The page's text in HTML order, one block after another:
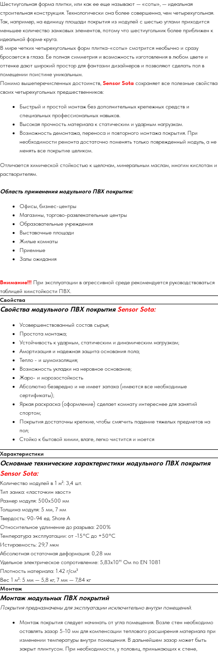
Шестиугольная форма плитки, или как ее еще называют — «соты», — идеальная
строительная конструкция. Технологически она более совершенна, чем четырехугольная.
Так, например, на единицу площади покрытия из модулей с шестью углами приходится
меньшее количество замковых элементов, потому что шестиугольник более приближен к
идеальной форме круга.
В мире четких четырехугольных форм плитка-«соты» смотрится необычно и сразу
бросается в глаза. Ее полная симметрия и возможность изготовления в любом цвете и
оттенке дают широкий простор для фантазии дизайнеров и позволяют сделать пол в
помещении поистине уникальным.
Помимо вышеперечисленных достоинств, Sensor Sota сохраняет все полезные свойства
своих четырехугольных предшественников:
Быстрый и простой монтаж без дополнительных крепежных средств и
специальных профессиональных навыков.
Высокая прочность материала к статическим и ударным нагрузкам.
Возможность демонтажа, переноса и повторного монтажа покрытия. При
необходимости ремонта достаточно поменять только поврежденный модуль, а не
менять все покрытие целиком.
Отличается химической стойкостью к щелочам, минеральным маслам, многим кислотам и
растворителям.
Область применения модульного ПВХ покрытия:
Офисы, бизнес-центры
Магазины, торгово-развлекательные центры
Образовательные учреждения
Выставочные площади
Жилые комнаты
Приемные
Залы ожидания
Внимание!!! При эксплуатации в агрессивной среде рекомендуется руководствоваться
таблицей химстойкости ПВХ.
Свойства
Свойства модульного ПВХ покрытия Sensor Sota:
Усовершенствованный состав сырья;
Простота монтажа;
Устойчивость к ударным, статическим и динамическим нагрузкам;
Амортизация и надежная защита основания пола;
Тепло - и шумоизоляция;
Возможность укладки на неровное основание;
Жаро- и морозостойкость
Абсолютно безвредно и не имеет запаха (имеются все необходимые
сертификаты);
Яркая раскраска (оформление) сделает комнату интереснее для занятий
спортом;
Покрытия достаточны крепкие, чтобы смягчить падение тяжелых предметов на
пол;
Стойко к бытовой химии, влаге, легко чистится и моется
Характеристики
Основные технические характеристики модульного ПВХ покрытия
Sensor Sota:
Количество модулей в 1 м²: 3,4 шт.
Тип замка: «ласточкин хвост»
Размер модуля: 500х500 мм
Толщина модуля: 5 мм, 7 мм
Твердость: 90-94 ед. Shore A
Относительное удлинение до разрыва: 200%
Температура эксплуатации: от -15°С до +50°С
Истираемость: 29,7 мкм
Абсолютная остаточная деформация: 0,28 мм
Удельное электрическое сопротивление: 5,83х10¹¹ Ом по EN 1081
Плотность материала: 1.42 г/см³
Вес 1 м²: 5 мм — 5,8 кг, 7 мм — 7,84 кг
Монтаж
Монтаж модульных ПВХ покрытий
Покрытия предназначены для эксплуатации исключительно внутри помещений.
Монтаж покрытия следует начинать от угла помещения. Возле стен необходимо
оставлять зазор 5-10 мм для компенсации теплового расширения материала при
изменении температуры внутри помещения. В дальнейшем зазор может быть
закрыт плинтусом. При необходимости, у половиц, примыкающих к стене,